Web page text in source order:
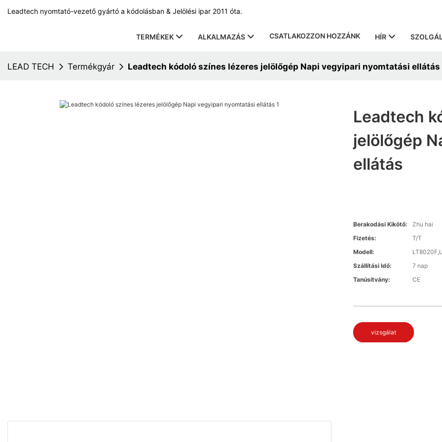
Leadtech nyomtató-vezető gyártó a kódolásban & Jelölési ipar 2011 óta.
TERMÉKEK ALKALMAZÁS CSATLAKOZZON HOZZÁNK HÍR
LEAD TECH Termékgyár Leadtech kódoló színes lézeres jelölőgép Napi vegyipari nyomtatási ellátás
Leadtech
jelölőgép
ellátás
Berakodási Kikötő:
Zhu hai
Fizetés:
T/T
Modell:
Szállítási Idő:
7 nap
Tanúsítvány:
CE
vizsgálat